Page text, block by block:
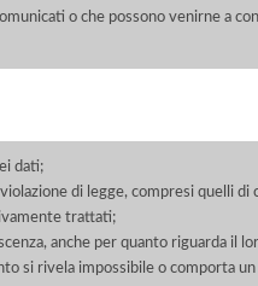
o che possono venirne a
dati;
di legge, compresi quelli di
trattati;
anche per quanto riguarda il
si rivela impossibile o comporta